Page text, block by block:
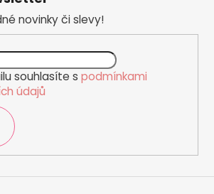
novinky či slevy!
souhlasíte s podmínkami
údajů